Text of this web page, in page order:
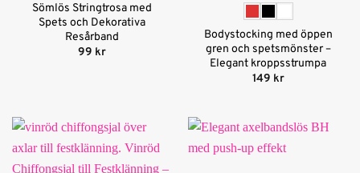
Sömlös Stringtrosa med
Spets och Dekorativa
Resårband
99 kr
Bodystocking med öppen
gren och spetsmönster –
Elegant kroppsstrumpa
149 kr